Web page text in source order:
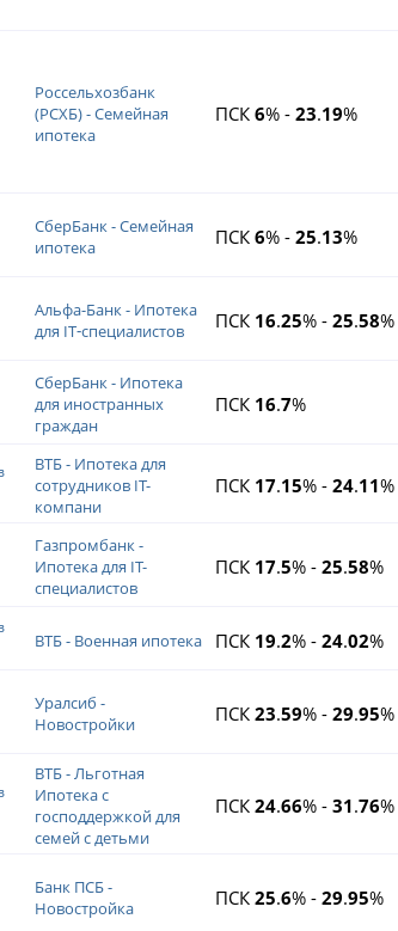
Россельхозбанк
(РСХБ) - Семейная
ипотека
ПСК 6% - 23.19%
СберБанк - Семейная
ипотека
ПСК 6% - 25.13%
Альфа-Банк - Ипотека
для IT‑специалистов
ПСК 16.25% - 25.58%
СберБанк - Ипотека
для иностранных
граждан
ПСК 16.7%
ВТБ - Ипотека для
сотрудников IT-
компани
ПСК 17.15% - 24.11%
Газпромбанк -
Ипотека для IT-
специалистов
ПСК 17.5% - 25.58%
ВТБ - Военная ипотека ПСК 19.2% - 24.02%
Уралсиб -
Новостройки
ПСК 23.59% - 29.95%
ВТБ - Льготная
Ипотека с
господдержкой для
семей с детьми
ПСК 24.66% - 31.76%
Банк ПСБ -
Новостройка
ПСК 25.6% - 29.95%